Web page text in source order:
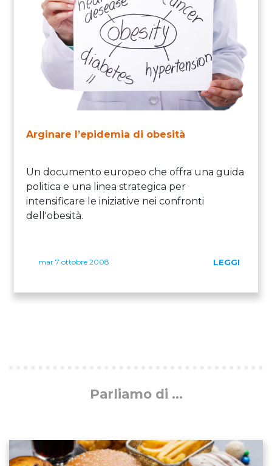
Arginare l’epidemia di obesità
Un documento europeo che offra una guida
politica e una linea strategica per
intensificare le iniziative nei confronti
dell'obesità.
mar 7 ottobre 2008 LEGGI
Parliamo di ...